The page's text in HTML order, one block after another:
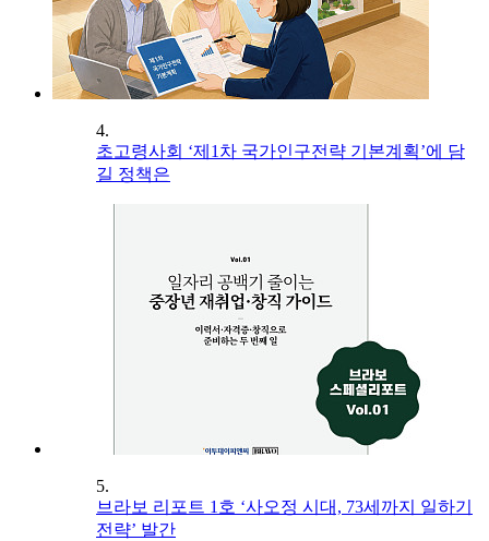
4.
초고령사회 ‘제1차 국가인구전략 기본계획’에 담
길 정책은
5.
브라보 리포트 1호 ‘사오정 시대, 73세까지 일하기
전략’ 발간